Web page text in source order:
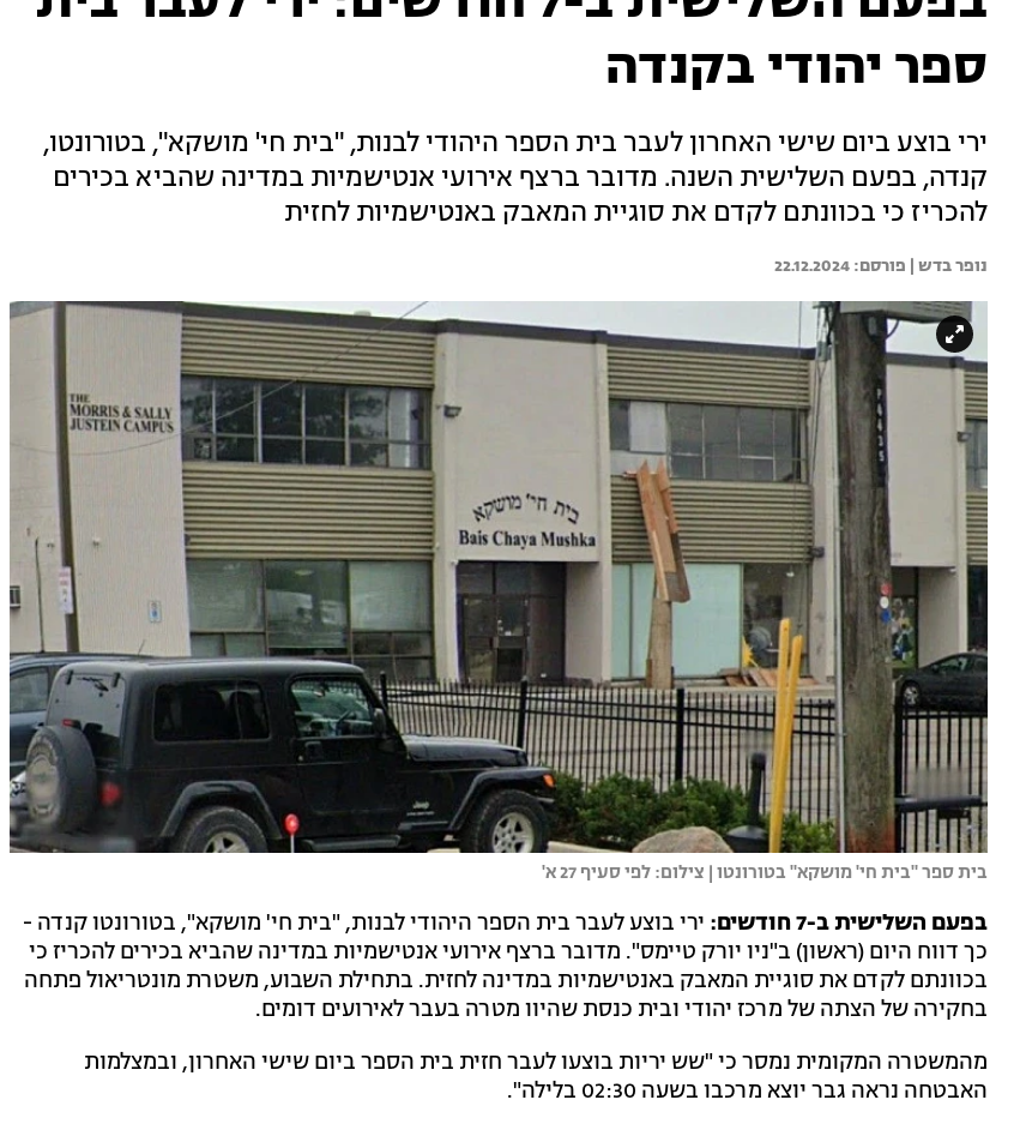
ספר יהודי בקנדה
ירי בוצע ביום שישי האחרון לעבר בית הספר היהודי לבנות, "בית חי' מושקא", בטורונטו,
קנדה, בפעם השלישית השנה. מדובר ברצף אירועי אנטישמיות במדינה שהביא בכירים
להכריז כי בכוונתם לקדם את סוגיית המאבק באנטישמיות לחזית
נופר בדש | 22.12.2024
בית ספר "בית חי' מושקא" בטורונטו | צילום: לפי סעיף 27 א'
בפעם השלישית ב-7 חודשים:
ירי בוצע לעבר בית הספר היהודי לבנות, "בית חי' מושקא", בטורונטו קנדה -
כך דווח היום (ראשון) ב"ניו יורק טיימס". מדובר ברצף אירועי אנטישמיות במדינה שהביא בכירים להכריז כי
בכוונתם לקדם את סוגיית המאבק באנטישמיות במדינה לחזית. בתחילת השבוע, משטרת מונטריאול פתחה
בחקירה של הצתה של מרכז יהודי ובית כנסת שהיוו מטרה בעבר לאירועים דומים.
מהמשטרה המקומית נמסר כי "שש יריות בוצעו לעבר חזית בית הספר ביום שישי האחרון, ובמצלמות
האבטחה נראה גבר יוצא מרכבו בשעה 02:30 בלילה".